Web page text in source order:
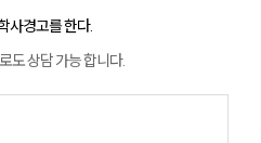
사경고를 한다.
도 상담 가능 합니다.